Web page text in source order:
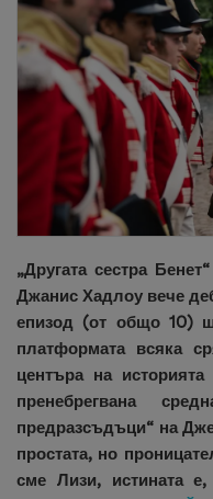
„Другата сестра
Джанис Хадлоу вече
епизод (от общо 10)
платформата всяка
центъра на
пренебрегвана
предразсъдъци“ на
простата, но
сме Лизи, истината